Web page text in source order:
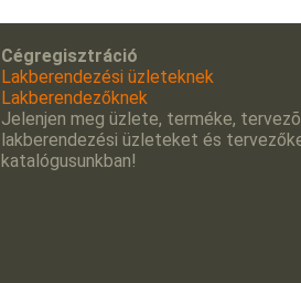
Cégregisztráció
Lakberendezési üzleteknek
Lakberendezőknek
Jelenjen meg üzlete, terméke,
lakberendezési üzleteket és
katalógusunkban!